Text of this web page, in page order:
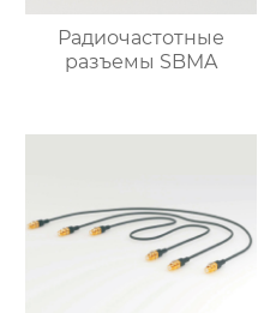
Радиочастотные
разъемы SBMA